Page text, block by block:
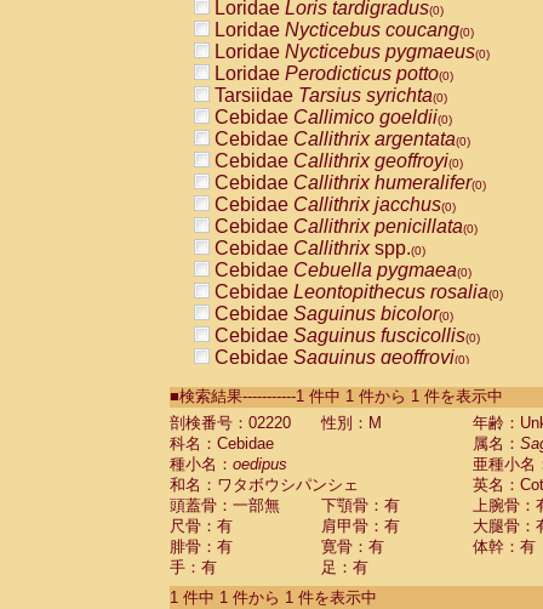
Loridae Loris tardigradus(0)
Loridae Nycticebus coucang(0)
Loridae Nycticebus pygmaeus(0)
Loridae Perodicticus potto(0)
Tarsiidae Tarsius syrichta(0)
Cebidae Callimico goeldii(0)
Cebidae Callithrix argentata(0)
Cebidae Callithrix geoffroyi(0)
Cebidae Callithrix humeralifer(0)
Cebidae Callithrix jacchus(0)
Cebidae Callithrix penicillata(0)
Cebidae Callithrixspp.(0)
Cebidae Cebuella pygmaea(0)
Cebidae Leontopithecus rosalia(0)
Cebidae Saguinus bicolor(0)
Cebidae Saguinus fuscicollis(0)
Cebidae Saguinus geoffroyi(0)
CebidaeSaguinus labiatus(0)
Cebidae Saguinus leucopus (0)
Cebidae
Cebidae
CebidaeSaguinus nigricollis (0)
Cebidae Saguinus oedipus
Cebidae Saguinus weddelli
Cebidae Saguinusspp.
Cebidae Aotus trivirgatus
Cebidae Cebus albifrons
■検索結果-----------1 件中 1 件から 1 件を表示中
剖検番号：02220
性別：M
年齢：
科名：Cebidae
属名：
種小名： oedipus
亜種小名
和名：ワタボウシパンシェ
英名：
頭蓋骨：一部無
下顎骨：有
上腕骨：
尺骨：有
肩甲骨：有
大腿骨：
腓骨：有
寛骨：有
体幹：有
手：有
足：有
1 件中 1 件から 1 件を表示中